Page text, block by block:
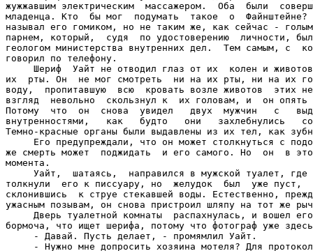
жужжавшим электрическим  массажером.  Оба  были
младенца. Кто  бы мог  подумать  такое  о
называл его гомиком, но не таким же, как сейчас -
парнем, который,  судя  по удостоверению  личности,
геологом министерства внутренних дел.  Тем самым, с
говорил по телефону.
Шериф  Уайт не отводил глаз от их  колен и
их  рты. Он  не мог смотреть  ни на их рты, ни на их
воду,  пропитавшую  всю  кровать возле животов  этих
взгляд  невольно  скользнул к  их головам, и  он
Потому  что  он  снова  увидел   двух  мужчин   с
внутренностями,   как   будто   они   захлебнулись
Темно-красные органы были выдавлены из их тел, как
Его предупреждали, что он может столкнуться с
же смерть может  поджидать  и его самого. Но  он  в
момента.
Уайт,  шатаясь,  направился в мужской туалет, где
толкнули  его к писсуару, но  желудок  был  уже
склонившись  к струе стекавшей воды. Естественно,
ужасным позывам, он снова пристроил шляпу на тот же
Дверь туалетной комнаты  распахнулась, и вошел
бормоча, что ищет шерифа, потому что фотограф уже
     - Давай. Пусть делает, - промямлил Уайт.
- Нужно мне допросить хозяина мотеля? Для